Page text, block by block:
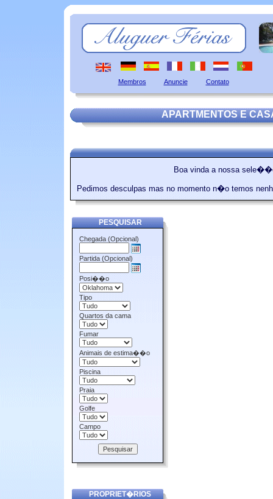
Membros Anuncie Contato
APARTMENTOS E
Boa vinda a nossa
Pedimos desculpas mas no momento n�o temos
PESQUISAR
Chegada (Opcional)
Partida (Opcional)
Posi��o
Tipo
Quartos da cama
Fumar
Animais de estima��o
Piscina
Praia
Golfe
Campo
PROPRIET�RIOS